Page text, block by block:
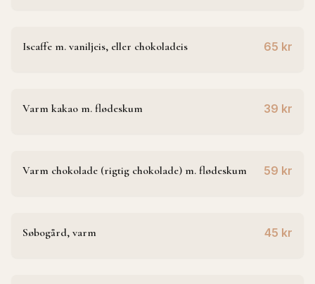
Iscaffe m. vaniljeis, eller chokoladeis 65 kr
Varm kakao m. flødeskum 39 kr
Varm chokolade (rigtig chokolade) m. flødeskum 59 kr
Søbogård, varm 45 kr